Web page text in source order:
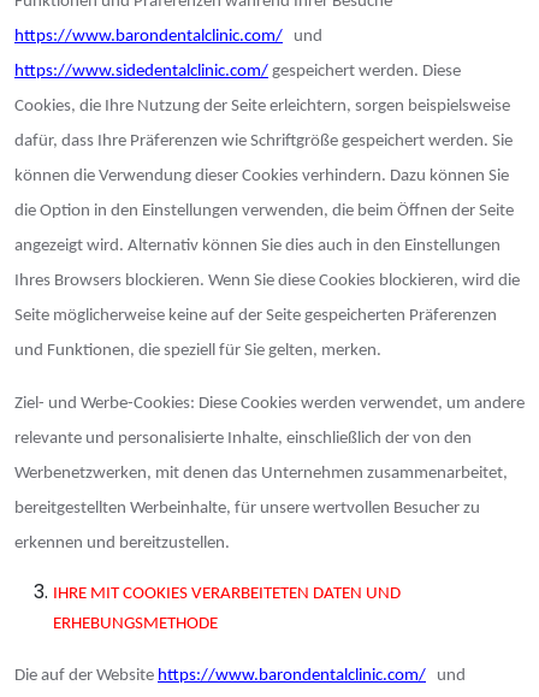
https://www.barondentalclinic.com/ und
https://www.sidedentalclinic.com/ gespeichert werden. Diese
Cookies, die Ihre Nutzung der Seite erleichtern, sorgen beispielsweise
dafür, dass Ihre Präferenzen wie Schriftgröße gespeichert werden. Sie
können die Verwendung dieser Cookies verhindern. Dazu können Sie
die Option in den Einstellungen verwenden, die beim Öffnen der Seite
angezeigt wird. Alternativ können Sie dies auch in den Einstellungen
Ihres Browsers blockieren. Wenn Sie diese Cookies blockieren, wird die
Seite möglicherweise keine auf der Seite gespeicherten Präferenzen
und Funktionen, die speziell für Sie gelten, merken.
Ziel- und Werbe-Cookies: Diese Cookies werden verwendet, um andere
relevante und personalisierte Inhalte, einschließlich der von den
Werbenetzwerken, mit denen das Unternehmen zusammenarbeitet,
bereitgestellten Werbeinhalte, für unsere wertvollen Besucher zu
erkennen und bereitzustellen.
IHRE MIT COOKIES VERARBEITETEN DATEN UND
ERHEBUNGSMETHODE
Die auf der Website https://www.barondentalclinic.com/ und